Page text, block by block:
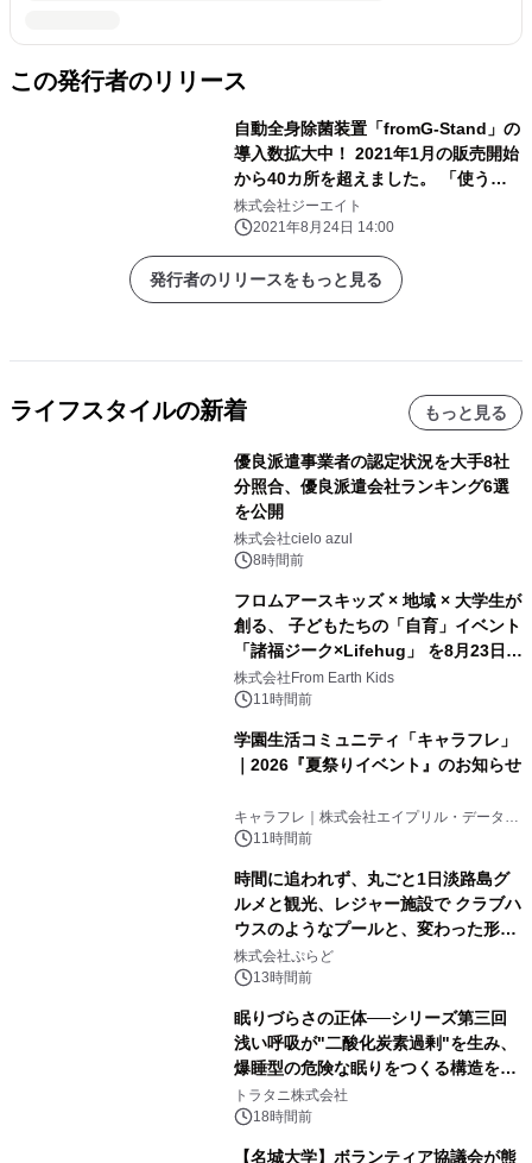
この発行者のリリース
自動全身除菌装置「fromG-Stand」の
導入数拡大中！ 2021年1月の販売開始
から40カ所を超えました。 「使う安
心」と「見える安心」のこれからの除
菌対策。
株式会社ジーエイト
2021年8月24日 14:00
発行者のリリースをもっと見る
ライフスタイルの新着 もっと見る
優良派遣事業者の認定状況を大手8社
分照合、優良派遣会社ランキング6選
を公開
株式会社cielo azul
8時間前
フロムアースキッズ × 地域 × 大学生が
創る、 子どもたちの「自育」イベント
「諸福ジーク×Lifehug」 を8月23日
(日)開催
株式会社From Earth Kids
11時間前
学園生活コミュニティ「キャラフレ」
｜2026『夏祭りイベント』のお知らせ
キャラフレ｜株式会社エイプリル・データ・
デザインズ
11時間前
時間に追われず、丸ごと1日淡路島グ
ルメと観光、レジャー施設で クラブハ
ウスのようなプールと、変わった形の
サウナも 「THE BOXY AWAJI」のお
得な素泊まり連泊プランで
株式会社ぷらど
13時間前
眠りづらさの正体──シリーズ第三回
浅い呼吸が"二酸化炭素過剰"を生み、
爆睡型の危険な眠りをつくる構造を解
説
トラタニ株式会社
18時間前
【名城大学】ボランティア協議会が熊